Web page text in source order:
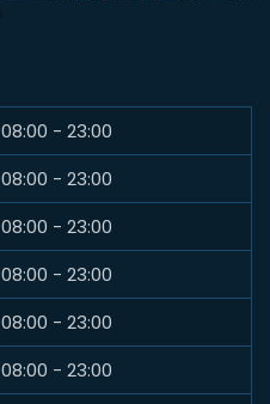
08:00 - 23:00
08:00 - 23:00
08:00 - 23:00
08:00 - 23:00
08:00 - 23:00
08:00 - 23:00